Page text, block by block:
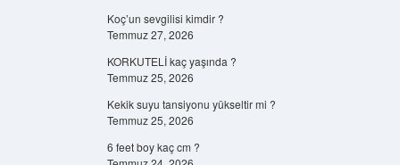
Koç’un sevgilisi kimdir ?
Temmuz 27, 2026
KORKUTELİ kaç yaşında ?
Temmuz 25, 2026
Kekik suyu tansiyonu yükseltir mi ?
Temmuz 25, 2026
6 feet boy kaç cm ?